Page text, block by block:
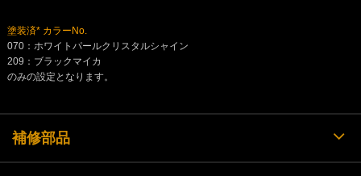
塗装済* カラーNo.
070：ホワイトパールクリスタルシャイン
209：ブラックマイカ
のみの設定となります。
補修部品